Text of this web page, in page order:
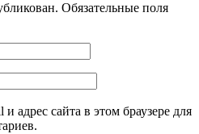
Обязательные поля
адрес сайта в этом браузере для